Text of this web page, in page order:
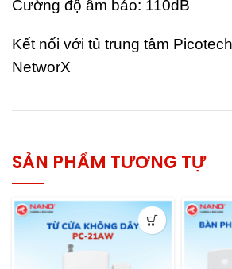
Cường độ âm báo: 110dB
Kết nối với tủ trung tâm
NetworX
SẢN PHẨM TƯƠNG TỰ